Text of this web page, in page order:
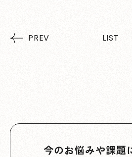
PREV LIST
今のお悩みや課題